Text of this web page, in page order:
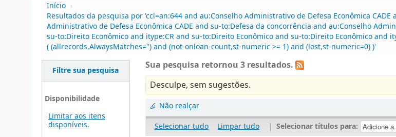
Início ›
Resultados da pesquisa por 'ccl=an:644 and au:Conselho Administrativo de Defesa Econômica
Administrativo de Defesa Econômica CADE and su-to:Defesa da concorrência and au:Conselho
su-to:Direito Econômico and itype:CR and su-to:Direito Econômico and su-to:Direito Econômico and
( (allrecords,AlwaysMatches='') and (not-onloan-count,st-numeric >= 1) and (lost,st-numeric=0) )'
Filtre sua pesquisa
Disponibilidade
Limitar aos itens
disponíveis.
Sua pesquisa retornou 3 resultados.
Desculpe, sem sugestões.
Não realçar
Selecionar tudo
Limpar tudo | Selecionar títulos para: